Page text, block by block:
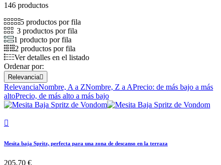
146 productos
5 productos por fila
3 productos por fila
1 producto por fila
2 productos por fila
Ver detalles en el listado
Ordenar por:
Relevancia
RelevanciaNombre, A a ZNombre, Z a APrecio: de más bajo a más
altoPrecio, de más alto a más bajo

Mesita baja Spritz, perfecta para una zona de descanso en la terraza
205,70 €